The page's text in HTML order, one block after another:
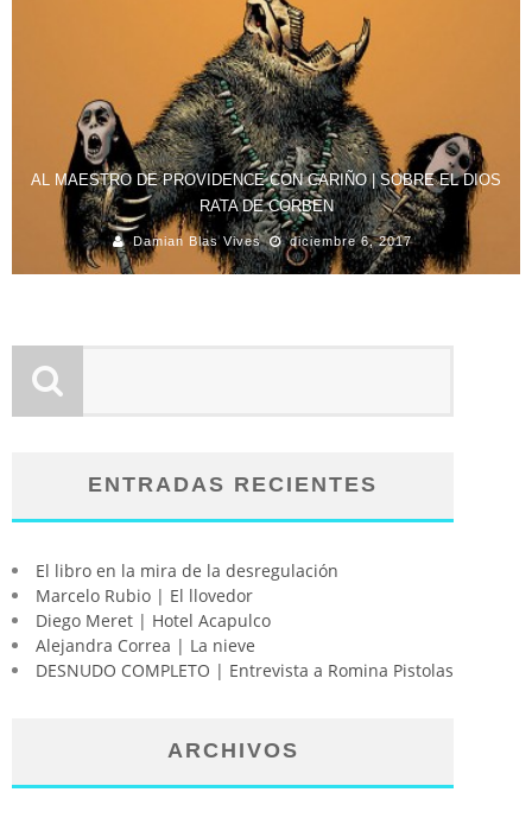
AL MAESTRO DE PROVIDENCE CON CARIÑO | SOBRE EL DIOS
RATA DE CORBEN
Damian Blas Vives diciembre 6, 2017
ENTRADAS RECIENTES
El libro en la mira de la desregulación
Marcelo Rubio | El llovedor
Diego Meret | Hotel Acapulco
Alejandra Correa | La nieve
DESNUDO COMPLETO | Entrevista a Romina Pistolas
ARCHIVOS